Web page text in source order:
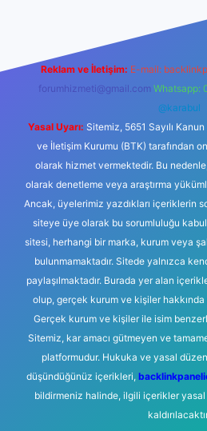
Reklam ve İletişim: E-mail:
forumhizmeti@gmail.com Whatsapp:
@karabul
Yasal Uyarı: Sitemiz, 5651 Sayılı
ve İletişim Kurumu (BTK) tarafından
olarak hizmet vermektedir. Bu
olarak denetleme veya araştırma
Ancak, üyelerimiz yazdıkları içeriklerin
siteye üye olarak bu sorumluluğu kabul
sitesi, herhangi bir marka, kurum veya
bulunmamaktadır. Sitede yalnızca
paylaşılmaktadır. Burada yer alan
olup, gerçek kurum ve kişiler hakkında
Gerçek kurum ve kişiler ile isim
Sitemiz, kar amacı gütmeyen ve
platformudur. Hukuka ve yasal
düşündüğünüz içerikleri,
bildirmeniz halinde, ilgili içerikler